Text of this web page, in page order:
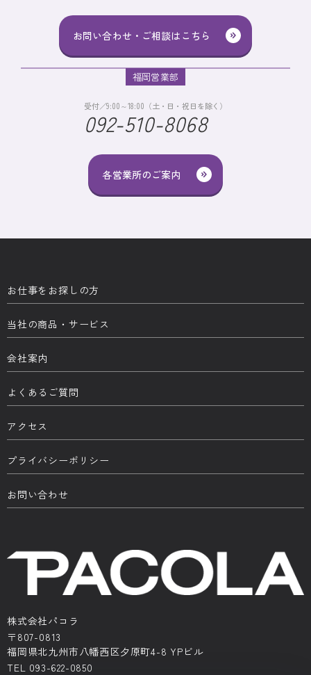
お問い合わせ・ご相談はこちら
各営業所のご案内
福岡営業部
受付／9:00～18:00（土・日・祝日を除く）
092-510-8068
株式会社パコラ
〒807-0813
福岡県北九州市八幡西区夕原町4-8 YPビル
TEL 093-622-0850
お仕事をお探しの方
当社の商品・サービス
会社案内
よくあるご質問
アクセス
プライバシーポリシー
お問い合わせ